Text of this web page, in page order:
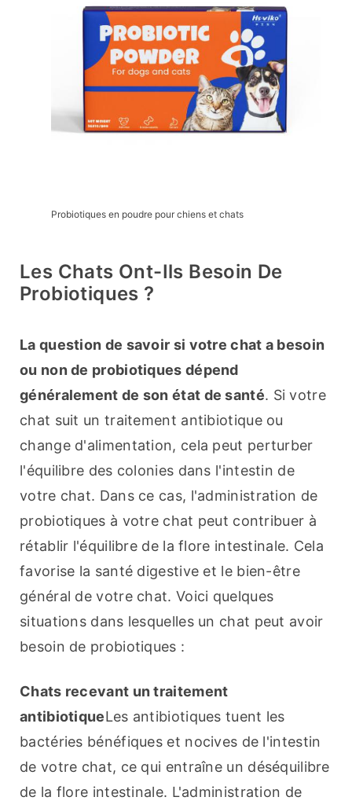
Probiotiques en poudre pour chiens et chats
Les Chats Ont-Ils Besoin De
Probiotiques ?
La question de savoir si votre chat a besoin
ou non de probiotiques dépend
généralement de son état de santé. Si votre
chat suit un traitement antibiotique ou
change d'alimentation, cela peut perturber
l'équilibre des colonies dans l'intestin de
votre chat. Dans ce cas, l'administration de
probiotiques à votre chat peut contribuer à
rétablir l'équilibre de la flore intestinale. Cela
favorise la santé digestive et le bien-être
général de votre chat. Voici quelques
situations dans lesquelles un chat peut avoir
besoin de probiotiques :
Chats recevant un traitement
antibiotiqueLes antibiotiques tuent les
bactéries bénéfiques et nocives de l'intestin
de votre chat, ce qui entraîne un déséquilibre
de la flore intestinale. L'administration de